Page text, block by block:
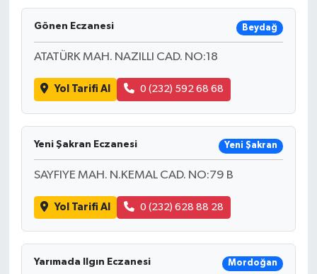
Gönen Eczanesi Beydağ
ATATÜRK MAH. NAZILLI CAD. NO:18
Yol Tarifi Al 0 (232) 592 68 68
Yeni Şakran Eczanesi Yeni Şakran
SAYFIYE MAH. N.KEMAL CAD. NO:79 B
Yol Tarifi Al 0 (232) 628 88 28
Yarımada Ilgın Eczanesi Mordoğan